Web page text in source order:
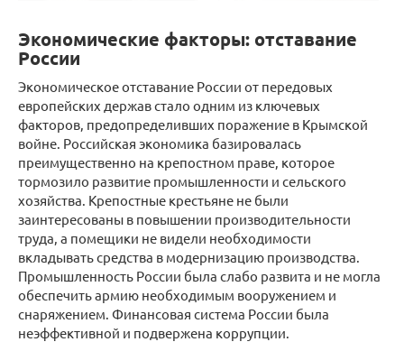
Экономические факторы: отставание
России
Экономическое отставание России от передовых
европейских держав стало одним из ключевых
факторов, предопределивших поражение в Крымской
войне. Российская экономика базировалась
преимущественно на крепостном праве, которое
тормозило развитие промышленности и сельского
хозяйства. Крепостные крестьяне не были
заинтересованы в повышении производительности
труда, а помещики не видели необходимости
вкладывать средства в модернизацию производства.
Промышленность России была слабо развита и не могла
обеспечить армию необходимым вооружением и
снаряжением. Финансовая система России была
неэффективной и подвержена коррупции.